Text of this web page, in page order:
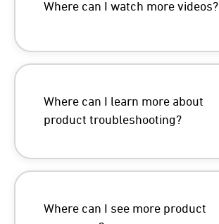
Where can I watch more videos?
Where can I learn more about
product troubleshooting?
Where can I see more product